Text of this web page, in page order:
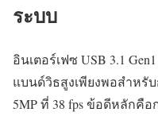
ระบบ
อินเตอร์เฟซ USB 3.1
แบนด์วิธสูงเพียงพอสำหรั
5MP ที่ 38 fps ข้อดีหลักคือ